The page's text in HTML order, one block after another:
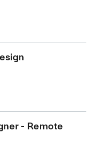
- Remote